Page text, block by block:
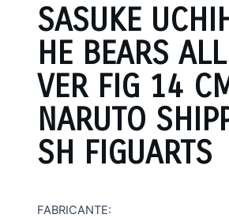
SASUKE
HE BEARS
VER FIG 14
NARUTO
SH FIGUARTS
FABRICANTE: